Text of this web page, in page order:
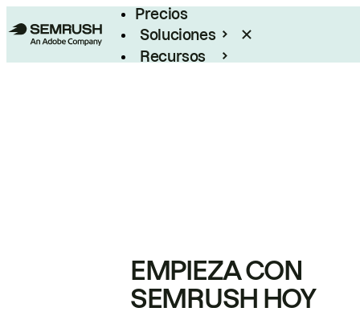
Precios
Soluciones
Recursos
EMPIEZA CON
SEMRUSH HOY